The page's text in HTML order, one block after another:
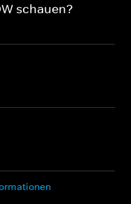
schauen?